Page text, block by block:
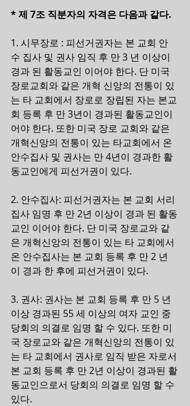
* 제 7조 직분자의 자격은 다음과 같다.
1. 시무장로 : 피선거권자는 본 교회 안
수 집사 및 권사 임직 후 만 3 년 이상이
경과 된 활동교인 이어야 한다. 단 미국
장로교회와 같은 개혁 신앙의 전통이 있
는 타 교회에서 장로로 장립된 자는 본교
회 등록 후 만 3년이 경과된 활동교인이
어야 한다. 또한 미국 장로 교회와 같은
개혁신앙의 전통이 있는 타교회에서 온
안수집사 및 권사는 만 4년이 경과한 활
동교인에게 피선거권이 있다.
2. 안수집사: 피선거권자는 본 교회 서리
집사 임명 후 만 2년 이상이 경과 된 활동
교인 이어야 한다. 단 미국 장로교와 같
은 개혁신앙의 전통이 있는 타 교회에서
온 안수집사는 본 교회 등록 후 만 2 년
이 경과 한 후에 피선거권이 있다.
3. 권사: 권사는 본 교회 등록 후 만 5 년
이상 경과된 55 세 이상의 여자 교인 중
당회의 의결로 임명 할 수 있다. 또한 미
국 장로교와 같은 개혁신앙의 전통이 있
는 타 교회에서 권사로 임직 받은 자로서
본 교회 등록 후 만 2년 이상이 경과된 활
동교인으로서 당회의 의결로 임명 할 수
있다.